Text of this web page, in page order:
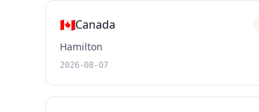
🇨🇦Canada
Hamilton
2026-08-07